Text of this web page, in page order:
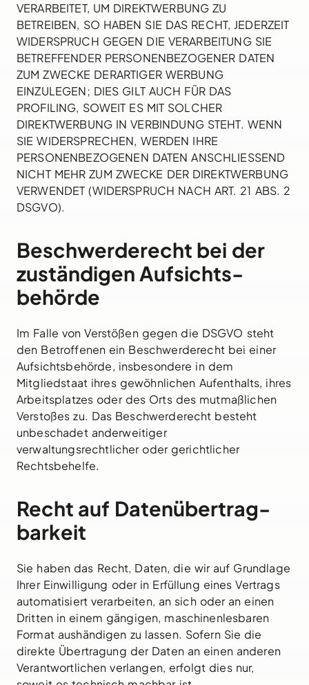
VERARBEITET, UM DIREKTWERBUNG ZU
BETREIBEN, SO HABEN SIE DAS RECHT, JEDERZEIT
WIDERSPRUCH GEGEN DIE VERARBEITUNG SIE
BETREFFENDER PERSONENBEZOGENER DATEN
ZUM ZWECKE DERARTIGER WERBUNG
EINZULEGEN; DIES GILT AUCH FÜR DAS
PROFILING, SOWEIT ES MIT SOLCHER
DIREKTWERBUNG IN VERBINDUNG STEHT. WENN
SIE WIDERSPRECHEN, WERDEN IHRE
PERSONENBEZOGENEN DATEN ANSCHLIESSEND
NICHT MEHR ZUM ZWECKE DER DIREKTWERBUNG
VERWENDET (WIDERSPRUCH NACH ART. 21 ABS. 2
DSGVO).
Beschwerde­recht bei der
zuständigen Aufsichts­
behörde
Im Falle von Verstößen gegen die DSGVO steht
den Betroffenen ein Beschwerderecht bei einer
Aufsichtsbehörde, insbesondere in dem
Mitgliedstaat ihres gewöhnlichen Aufenthalts, ihres
Arbeitsplatzes oder des Orts des mutmaßlichen
Verstoßes zu. Das Beschwerderecht besteht
unbeschadet anderweitiger
verwaltungsrechtlicher oder gerichtlicher
Rechtsbehelfe.
Recht auf Daten­übertrag­
barkeit
Sie haben das Recht, Daten, die wir auf Grundlage
Ihrer Einwilligung oder in Erfüllung eines Vertrags
automatisiert verarbeiten, an sich oder an einen
Dritten in einem gängigen, maschinenlesbaren
Format aushändigen zu lassen. Sofern Sie die
direkte Übertragung der Daten an einen anderen
Verantwortlichen verlangen, erfolgt dies nur,